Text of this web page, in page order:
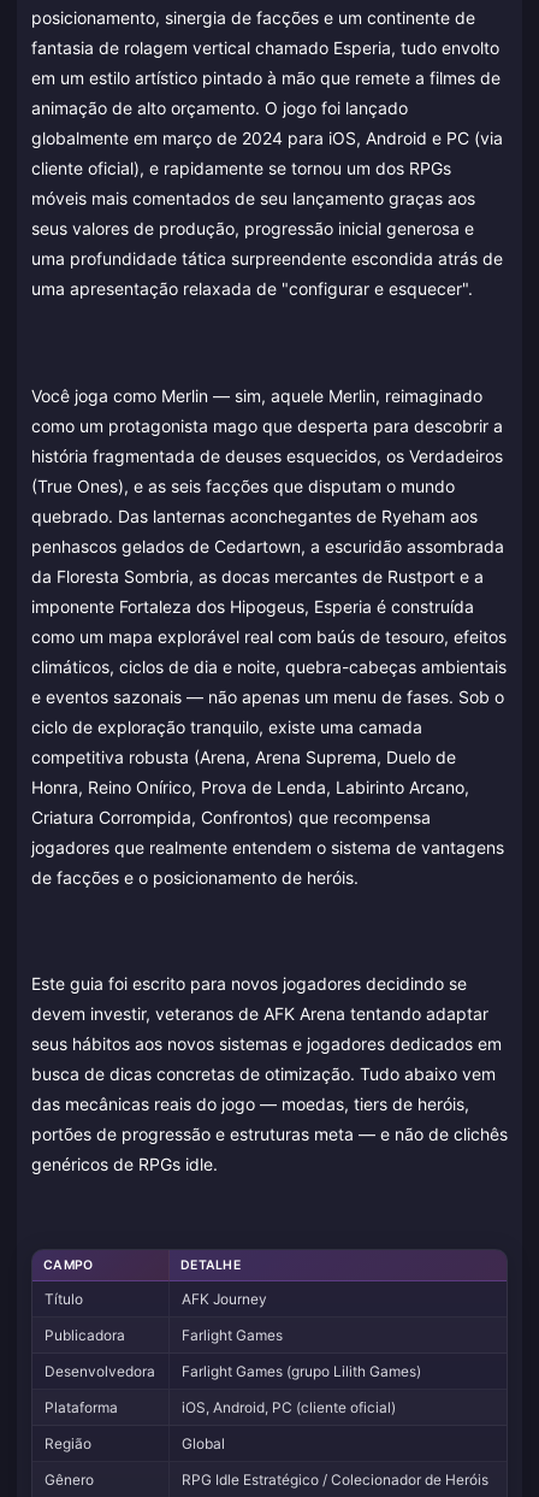
posicionamento, sinergia de facções e um continente de
fantasia de rolagem vertical chamado Esperia, tudo envolto
em um estilo artístico pintado à mão que remete a filmes de
animação de alto orçamento. O jogo foi lançado
globalmente em março de 2024 para iOS, Android e PC (via
cliente oficial), e rapidamente se tornou um dos RPGs
móveis mais comentados de seu lançamento graças aos
seus valores de produção, progressão inicial generosa e
uma profundidade tática surpreendente escondida atrás de
uma apresentação relaxada de "configurar e esquecer".
Você joga como Merlin — sim, aquele Merlin, reimaginado
como um protagonista mago que desperta para descobrir a
história fragmentada de deuses esquecidos, os Verdadeiros
(True Ones), e as seis facções que disputam o mundo
quebrado. Das lanternas aconchegantes de Ryeham aos
penhascos gelados de Cedartown, a escuridão assombrada
da Floresta Sombria, as docas mercantes de Rustport e a
imponente Fortaleza dos Hipogeus, Esperia é construída
como um mapa explorável real com baús de tesouro, efeitos
climáticos, ciclos de dia e noite, quebra-cabeças ambientais
e eventos sazonais — não apenas um menu de fases. Sob o
ciclo de exploração tranquilo, existe uma camada
competitiva robusta (Arena, Arena Suprema, Duelo de
Honra, Reino Onírico, Prova de Lenda, Labirinto Arcano,
Criatura Corrompida, Confrontos) que recompensa
jogadores que realmente entendem o sistema de vantagens
de facções e o posicionamento de heróis.
Este guia foi escrito para novos jogadores decidindo se
devem investir, veteranos de AFK Arena tentando adaptar
seus hábitos aos novos sistemas e jogadores dedicados em
busca de dicas concretas de otimização. Tudo abaixo vem
das mecânicas reais do jogo — moedas, tiers de heróis,
portões de progressão e estruturas meta — e não de clichês
genéricos de RPGs idle.
CAMPO DETALHE
Título
AFK Journey
Publicadora
Farlight Games
Desenvolvedora
Farlight Games (grupo Lilith Games)
Plataforma
iOS, Android, PC (cliente oficial)
Região
Global
Gênero
RPG Idle Estratégico / Colecionador de Heróis